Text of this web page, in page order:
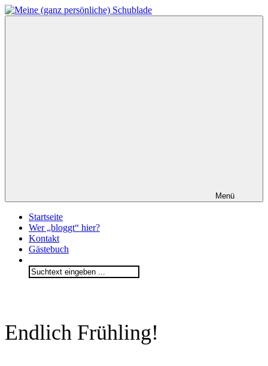
Zum
Inhalt
Menü
Startseite
Wer „bloggt“ hier?
Kontakt
Gästebuch
Search
for:
Endlich Frühling!